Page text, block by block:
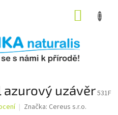
azurový uzávěr531F
Značka: Cereus s.r.o.